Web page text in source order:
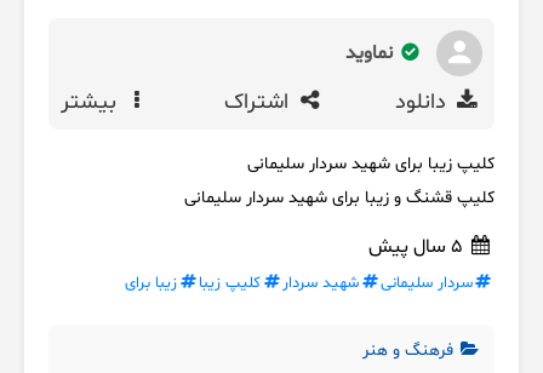
نماوید
دانلود اشتراک بیشتر
کلیپ زیبا برای شهید سردار سلیمانی
کلیپ قشنگ و زیبا برای شهید سردار سلیمانی
سردار سلیمانی شهید سردار کلیپ زیبا زیبا برای
فرهنگ و هنر